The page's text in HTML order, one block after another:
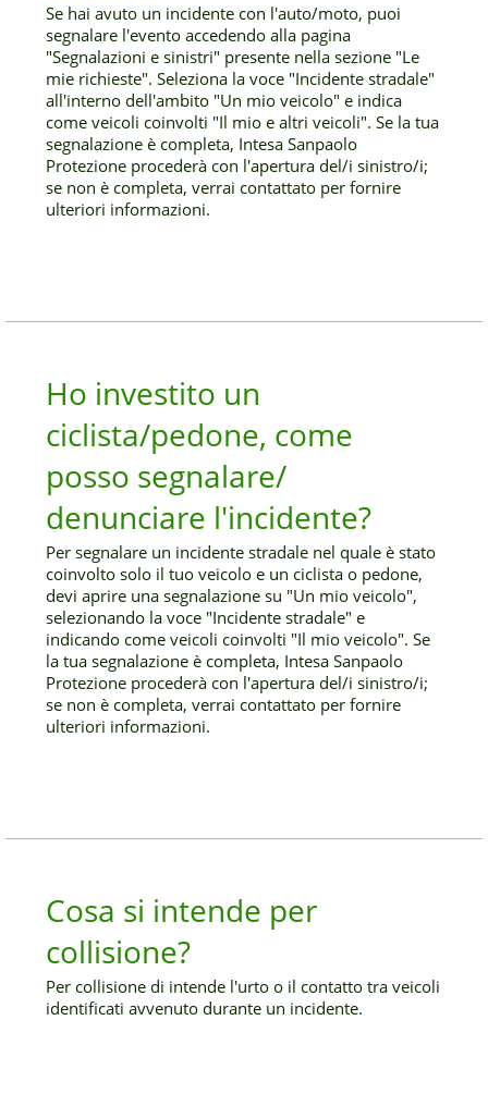
Se hai avuto un incidente con l'auto/moto, puoi
segnalare l'evento accedendo alla pagina
"Segnalazioni e sinistri" presente nella sezione "Le
mie richieste". Seleziona la voce "Incidente stradale"
all'interno dell'ambito "Un mio veicolo" e indica
come veicoli coinvolti "Il mio e altri veicoli". Se la tua
segnalazione è completa, Intesa Sanpaolo
Protezione procederà con l'apertura del/i sinistro/i;
se non è completa, verrai contattato per fornire
ulteriori informazioni.
Ho investito un
ciclista/pedone, come
posso segnalare/
denunciare l'incidente?
Per segnalare un incidente stradale nel quale è stato
coinvolto solo il tuo veicolo e un ciclista o pedone,
devi aprire una segnalazione su "Un mio veicolo",
selezionando la voce "Incidente stradale" e
indicando come veicoli coinvolti "Il mio veicolo". Se
la tua segnalazione è completa, Intesa Sanpaolo
Protezione procederà con l'apertura del/i sinistro/i;
se non è completa, verrai contattato per fornire
ulteriori informazioni.
Cosa si intende per
collisione?
Per collisione di intende l'urto o il contatto tra veicoli
identificati avvenuto durante un incidente.